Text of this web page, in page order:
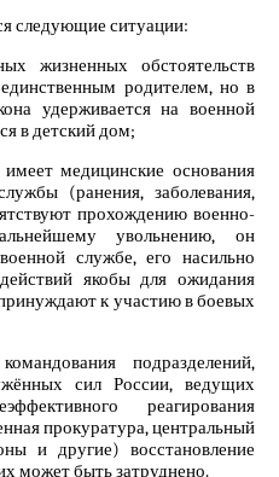
следующие ситуации:
жизненных обстоятельств
родителем, но в
удерживается на военной
в детский дом;
медицинские основания
(ранения, заболевания,
прохождению военно-
увольнению, он
службе, его насильно
якобы для ожидания
к участию в боевых
подразделений,
сил России, ведущих
реагирования
прокуратура, центральный
и другие) восстановление
может быть затруднено.